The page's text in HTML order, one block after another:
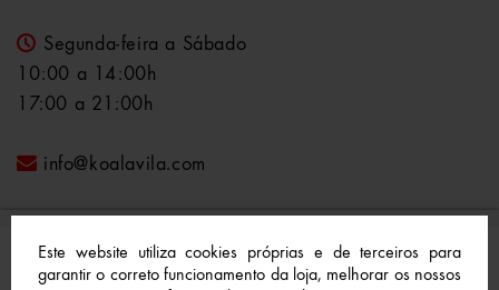
Este website utiliza cookies próprias e de terceiros para
garantir o correto funcionamento da loja, melhorar os nossos
Segunda-feira a Sábado
10:00 a 14:00h
17:00 a 21:00h
info@koalavila.com